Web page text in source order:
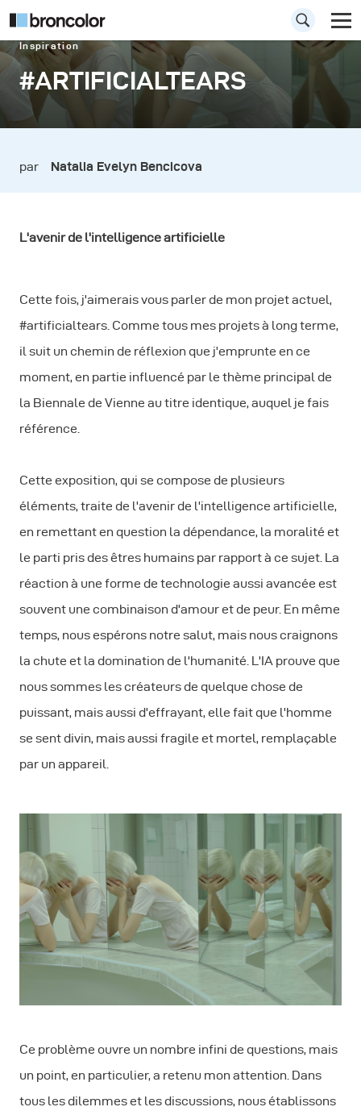
Inspiration
#ARTIFICIALTEARS
par Natalia Evelyn Bencicova
L'avenir de l'intelligence artificielle
Cette fois, j'aimerais vous parler de mon projet actuel,
#artificialtears. Comme tous mes projets à long terme,
il suit un chemin de réflexion que j'emprunte en ce
moment, en partie influencé par le thème principal de
la Biennale de Vienne au titre identique, auquel je fais
référence.
Cette exposition, qui se compose de plusieurs
éléments, traite de l'avenir de l'intelligence artificielle,
en remettant en question la dépendance, la moralité et
le parti pris des êtres humains par rapport à ce sujet. La
réaction à une forme de technologie aussi avancée est
souvent une combinaison d'amour et de peur. En même
temps, nous espérons notre salut, mais nous craignons
la chute et la domination de l'humanité. L'IA prouve que
nous sommes les créateurs de quelque chose de
puissant, mais aussi d'effrayant, elle fait que l'homme
se sent divin, mais aussi fragile et mortel, remplaçable
par un appareil.
Ce problème ouvre un nombre infini de questions, mais
un point, en particulier, a retenu mon attention. Dans
tous les dilemmes et les discussions, nous établissons